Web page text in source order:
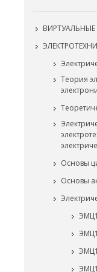
Теория
Основы
Основы